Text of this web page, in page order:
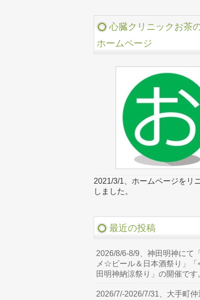
心臓クリニックお茶
ホームページ
2021/3/1、ホームページをリ
しました。
最近の投稿
2026/8/6-8/9、神田明神にて
メ☆ビール＆日本酒祭り」「
田明神納涼祭り」の開催です
2026/7/-2026/7/31、大手町